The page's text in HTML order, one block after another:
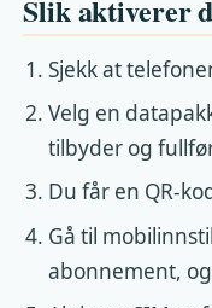
Slik aktiverer
Sjekk at
Velg en
tilbyder og
Du får en QR-
Gå til
abonnement,